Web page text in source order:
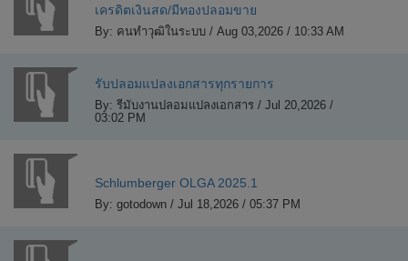
เครดิตเงินสด/มีทองปลอมขาย
By: คนทำวุฒิในระบบ / Aug 03,2026 / 10:33 AM
รับปลอมแปลงเอกสารทุกรายการ
By: รีมับงานปลอมแปลงเอกสาร / Jul 20,2026 /
03:02 PM
Schlumberger OLGA 2025.1
By: gotodown / Jul 18,2026 / 05:37 PM